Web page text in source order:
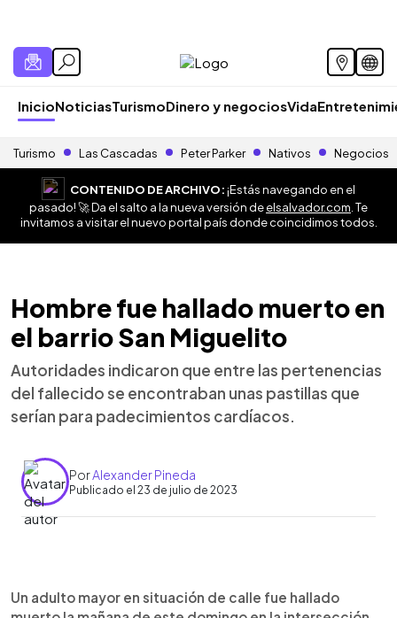
InicioNoticiasTurismoDinero y negociosVida
Turismo Las Cascadas Peter Parker Nativos Negocios
CONTENIDO DE ARCHIVO:¡Estás navegando en el
pasado! 🚀 Da el salto a la nueva versión deelsalvador.com . Te
invitamos a visitar el nuevo portal país donde coincidimos todos.
Hombre fue hallado muerto en
el barrio San Miguelito
Autoridades indicaron que entre las pertenencias
del fallecido se encontraban unas pastillas que
serían para padecimientos cardíacos.
PorAlexander Pineda
Publicado el 23 de julio de 2023
► Escuchar artículo
Un adulto mayor en situación de calle fue hallado